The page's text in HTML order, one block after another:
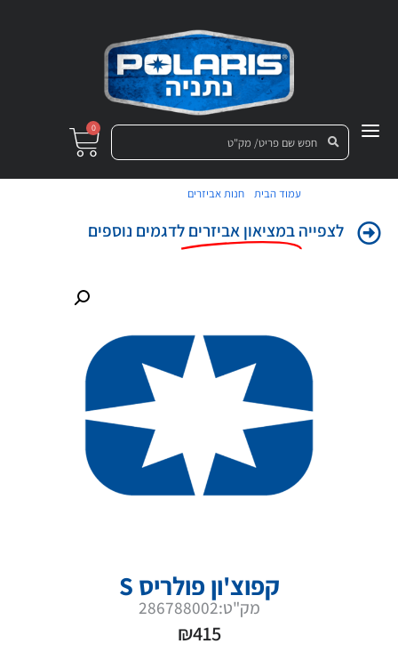
0
עמוד הבית חנות אביזרים
לצפייהבמציאון אביזרים לדגמים נוספים
קפוצ'ון פולריס S
מק"ט:286788002
₪415